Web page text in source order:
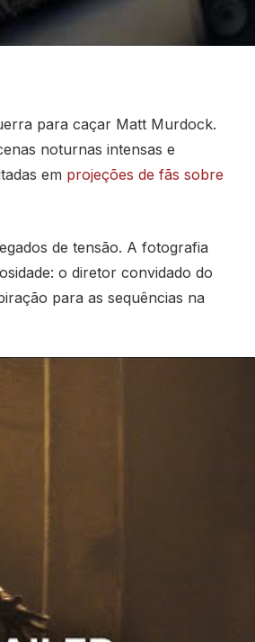
para caçar Matt Murdock.
noturnas intensas e
em projeções de fãs sobre
de tensão. A fotografia
o diretor convidado do
para as sequências na